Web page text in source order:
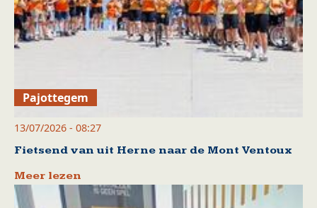
Pajottegem
13/07/2026 - 08:27
Fietsend van uit Herne naar de Mont Ventoux
Meer lezen